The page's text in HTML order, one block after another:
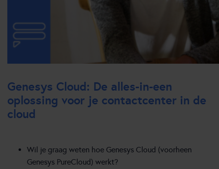
Genesys Cloud: De alles-in-een
oplossing voor je contactcenter in de
cloud
Wil je graag weten hoe Genesys Cloud (voorheen
Genesys PureCloud) werkt?